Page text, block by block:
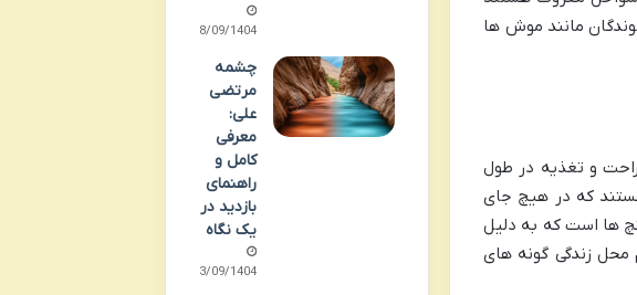
مانند موش ها
و تغذیه در طول
هستند که در هیچ جای
ها است که به دلیل
محل زندگی گونه های
28/09/1404
چشمه
مرتضی
علی:
معرفی
کامل و
راهنمای
بازدید در
یک نگاه
23/09/1404